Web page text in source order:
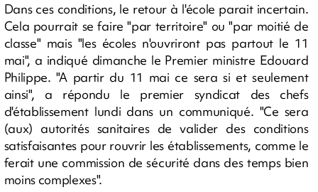
Dans ces conditions, le retour à l'école parait incertain.
Cela pourrait se faire "par territoire" ou "par moitié de
classe" mais "les écoles n'ouvriront pas partout le 11
mai", a indiqué dimanche le Premier ministre Edouard
Philippe. "A partir du 11 mai ce sera si et seulement
ainsi", a répondu le premier syndicat des chefs
d'établissement lundi dans un communiqué. "Ce sera
(aux) autorités sanitaires de valider des conditions
satisfaisantes pour rouvrir les établissements, comme le
ferait une commission de sécurité dans des temps bien
moins complexes".